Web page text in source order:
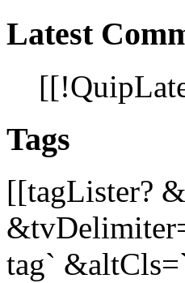
Latest
Tags
[[tagLister?
tag`